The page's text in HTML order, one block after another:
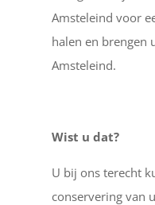
Amsteleind voor
halen en brengen
Amsteleind.
Wist u dat?
U bij ons terecht
conservering van